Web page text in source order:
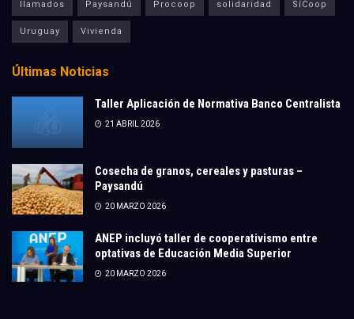
llamados Paysandú Procoop solidaridad SíCoop
Uruguay Vivienda
Últimas Noticias
Taller Aplicación de Normativa Banco Centralista
21 ABRIL 2026
Cosecha de granos, cereales y pasturas –
Paysandú
20 MARZO 2026
ANEP incluyó taller de cooperativismo entre
optativas de Educación Media Superior
20 MARZO 2026